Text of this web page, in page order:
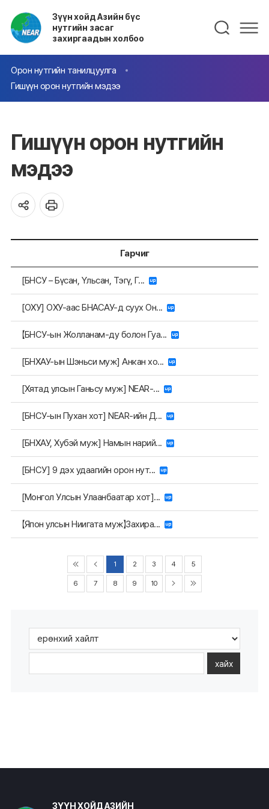
Зүүн хойд Азийн бүс
нутгийн засаг
захиргаадын холбоо
Орон нутгийн танилцуулга
Гишүүн орон нутгийн мэдээ
Гишүүн орон нутгийн
мэдээ
Гарчиг
[БНСУ – Бүсан, Үльсан, Тэгү, Г...
[ОХУ] ОХУ-аас БНАСАУ-д суух Он...
【БНСУ-ын Жолланам-ду болон Гуа...
[БНХАУ-ын Шэньси муж] Анкан хо...
[Хятад улсын Ганьсу муж] NEAR-...
[БНСУ-ын Пухан хот] NEAR-ийн Д...
[БНХАУ, Хубэй муж] Намын нарий...
[БНСУ] 9 дэх удаагийн орон нут...
[Монгол Улсын Улаанбаатар хот]...
【Япон улсын Ниигата муж】Захира...
1 2 3 4 5
6 7 8 9 10
хайх
ЗҮҮН ХОЙД АЗИЙН